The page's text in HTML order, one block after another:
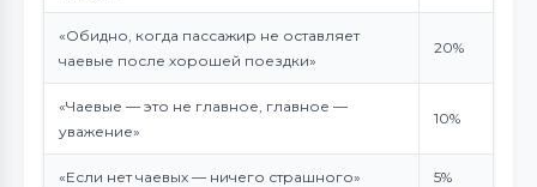
«Обидно, когда пассажир не оставляет
чаевые после хорошей поездки»
20%
«Чаевые — это не главное, главное —
уважение»
10%
«Если нет чаевых — ничего страшного» 5%